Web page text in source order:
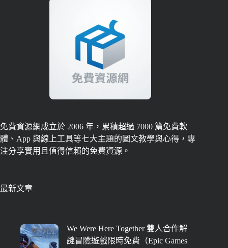
免費資源網成立於 2006 年，累積超過 7000 篇免費軟
體、App 與線上工具等七大主題的圖文教學與心得，專
注分享實用且值得信賴的免費資源。
最新文章
We Were Here Together 雙人合作解
謎冒險遊戲限時免費（Epic Games